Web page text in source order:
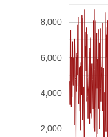
2,000
4,000
6,000
8,000